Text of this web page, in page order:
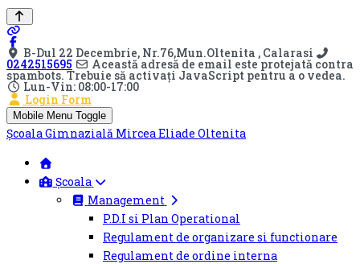
B-Dul 22 Decembrie, Nr.76,Mun.Oltenita , Calarasi
0242515695 Această adresă de email este protejată contra
spambots. Trebuie să activați JavaScript pentru a o vedea.
Lun-Vin: 08:00-17:00
Login Form
Mobile Menu Toggle
Școala Gimnazială Mircea Eliade Oltenita
Școala
Management
P.D.I si Plan Operational
Regulament de organizare si functionare
Regulament de ordine interna